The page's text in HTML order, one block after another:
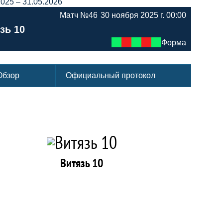
– 31.05.2026
Матч №46 30 ноября 2025 г. 00:00
10
Форма
Официальный протокол
Витязь 10